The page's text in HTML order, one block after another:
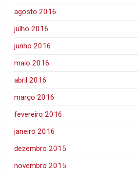
agosto 2016
julho 2016
junho 2016
maio 2016
abril 2016
março 2016
fevereiro 2016
janeiro 2016
dezembro 2015
novembro 2015